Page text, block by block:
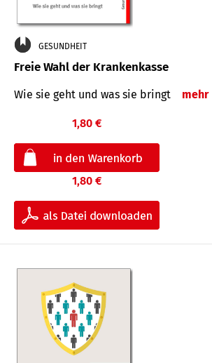
GESUNDHEIT
Freie Wahl der Krankenkasse
Wie sie geht und was sie bringt mehr
1,80 €
1,80 €